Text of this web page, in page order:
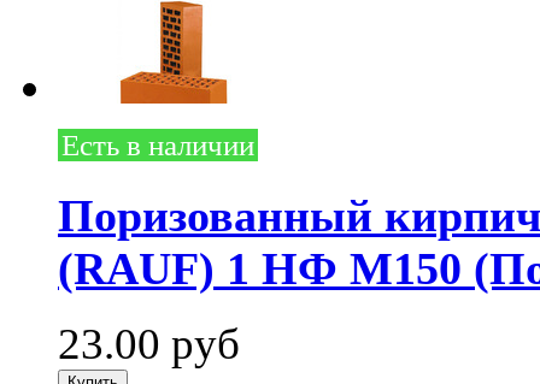
Есть в наличии
Поризованный
(RAUF) 1 НФ М150
23.00 руб